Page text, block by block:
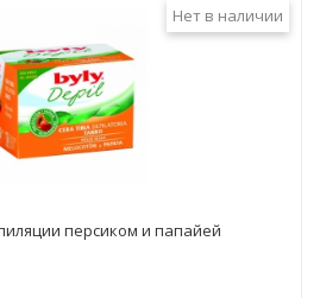
Нет в наличии
персиком и папайей